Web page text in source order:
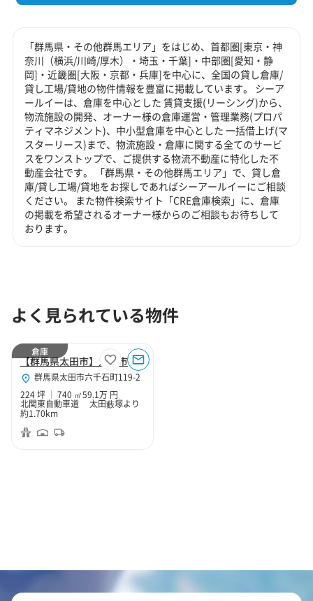
「群馬県・その他群馬エリア」をはじめ、首都圏[東京・神
奈川（横浜/川崎/厚木）・埼玉・千葉]・中部圏[愛知・静
岡]・近畿圏[大阪・京都・兵庫]を中心に、全国の貸し倉庫/
貸し工場/貸地の物件情報を豊富に掲載しています。 シーア
ールイーは、倉庫を中心とした 賃貸支援(リーシング)から、
物流施設の開発、オーナー様の倉庫運営・管理業務(プロパ
ティマネジメント)、中小型倉庫を中心とした 一括借上げ(マ
スターリース)まで、物流施設・倉庫に関する全てのサービ
スをワンストップで、ご提供する物流不動産に特化した不
動産会社です。 「群馬県・その他群馬エリア」で、貸し倉
庫/貸し工場/貸地をお探しであればシーアールイーにご相談
ください。 また物件検索サイト「CRE倉庫検索」に、倉庫
の掲載を希望されるオーナー様からのご相談もお待ちして
おります。
よく見られている物件
【群馬県太田市】太田市六千石町224坪倉庫
群馬県太田市六千石町119-2
224 坪
740 ㎡59.1万 円
北関東自動車道 太田藪塚より
約1.70km
倉庫